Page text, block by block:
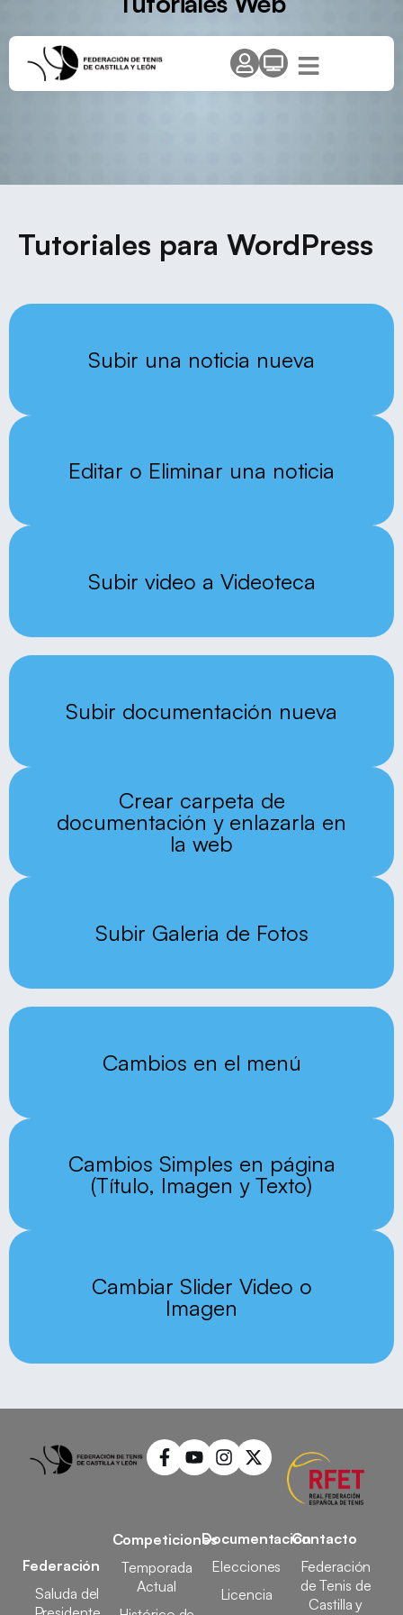
Tutoriales para WordPress
Subir una noticia nueva
Editar o Eliminar una noticia
Subir video a Videoteca
Subir documentación nueva
Crear carpeta de
documentación y enlazarla en
la web
Subir Galeria de Fotos
Cambios en el menú
Cambios Simples en página
(Título, Imagen y Texto)
Cambiar Slider Video o
Imagen
Federación
Saluda del
Competiciones
Temporada
Actual
Documentación
Elecciones
Licencia
Contacto
Federación
de Tenis de
Castilla y